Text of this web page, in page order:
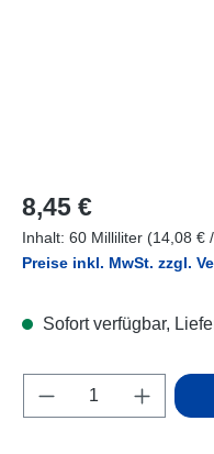
Regulärer Preis:
8,45 €
Inhalt: 60 Milliliter (14,08 €
Preise inkl. MwSt. zzgl.
Sofort verfügbar,
Produkt Anzahl: